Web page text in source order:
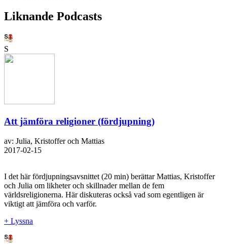
Liknande Podcasts
S
Att jämföra religioner (fördjupning)
av: Julia, Kristoffer och Mattias
2017-02-15
I det här fördjupningsavsnittet (20 min) berättar Mattias, Kristoffer
och Julia om likheter och skillnader mellan de fem
världsreligionerna. Här diskuteras också vad som egentligen är
viktigt att jämföra och varför.
+ Lyssna